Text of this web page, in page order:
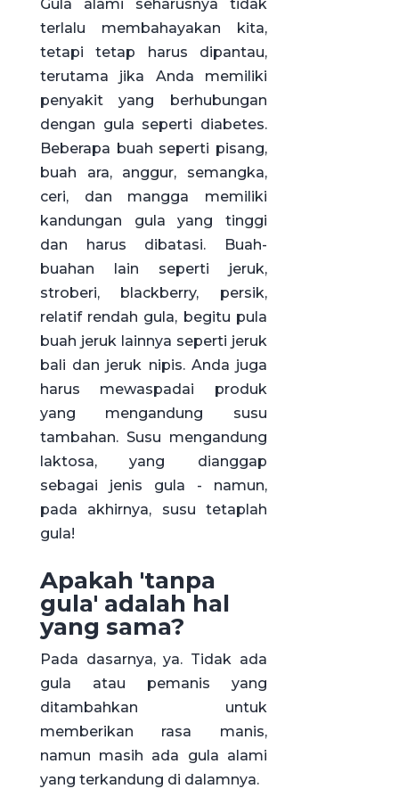
Gula alami seharusnya tidak
terlalu membahayakan kita,
tetapi tetap harus dipantau,
terutama jika Anda memiliki
penyakit yang berhubungan
dengan gula seperti diabetes.
Beberapa buah seperti pisang,
buah ara, anggur, semangka,
ceri, dan mangga memiliki
kandungan gula yang tinggi
dan harus dibatasi. Buah-
buahan lain seperti jeruk,
stroberi, blackberry, persik,
relatif rendah gula, begitu pula
buah jeruk lainnya seperti jeruk
bali dan jeruk nipis. Anda juga
harus mewaspadai produk
yang mengandung susu
tambahan. Susu mengandung
laktosa, yang dianggap
sebagai jenis gula - namun,
pada akhirnya, susu tetaplah
gula!
Apakah 'tanpa
gula' adalah hal
yang sama?
Pada dasarnya, ya. Tidak ada
gula atau pemanis yang
ditambahkan untuk
memberikan rasa manis,
namun masih ada gula alami
yang terkandung di dalamnya.